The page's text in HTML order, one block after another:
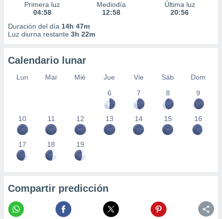
Primera luz
04:58
Mediodía
12:58
Última luz
20:56
Duración del día 14h 47m
Luz diurna restante 3h 22m
Calendario lunar
Lun Mar Mié Jue Vie Sáb
Dom
6
7 8 9
10 11 12 13 14 15 16
17 18 19
Compartir predicción